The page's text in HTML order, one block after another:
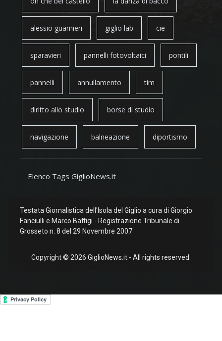
alessio guarnieri giglio lab cie
sparavieri pannelli fotovoltaici pontili
pannelli annullamento tim
diritto allo studio borse di studio
navigazione balneazione diportismo
Elenco Tags GiglioNews.it
Testata Giornalistica dell'Isola del Giglio a cura di Giorgio
Fanciulli e Marco Baffigi - Registrazione Tribunale di
Grosseto n. 8 del 29 Novembre 2007
Copyright © 2026 GiglioNews.it - All rights reserved.